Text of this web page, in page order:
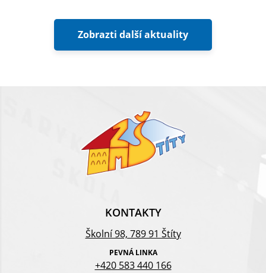
Zobrazti další aktuality
KONTAKTY
Školní 98, 789 91 Štíty
PEVNÁ LINKA
+420 583 440 166